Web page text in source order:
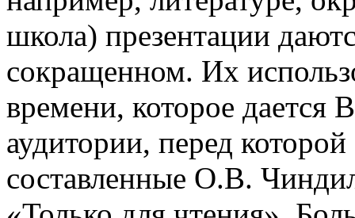
школа) презентации
сокращенном. Их
времени, которое дается
аудитории, перед
составленные О.В.